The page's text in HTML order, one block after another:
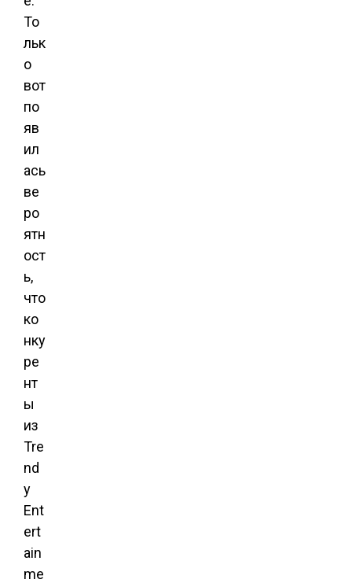
То
льк
о
вот
по
яв
ил
ась
ве
ро
ятн
ост
ь,
что
ко
нку
ре
нт
ы
из
Tre
nd
y
Ent
ert
ain
me